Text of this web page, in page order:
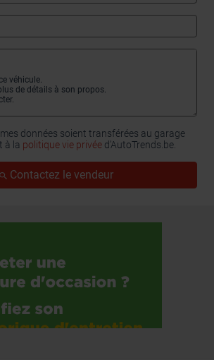
données soient transférées au garage
à la politique vie privée d’AutoTrends.be.
Contactez le vendeur